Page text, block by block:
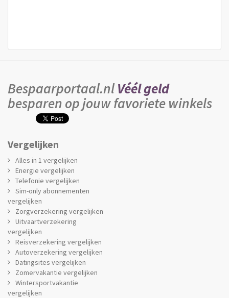
Bespaarportaal.nlVéél geld
besparen op jouw favoriete winkels
Vergelijken
Alles in 1 vergelijken
Energie vergelijken
Telefonie vergelijken
Sim-only abonnementen
vergelijken
Zorgverzekering vergelijken
Uitvaartverzekering
vergelijken
Reisverzekering vergelijken
Autoverzekering vergelijken
Datingsites vergelijken
Zomervakantie vergelijken
Wintersportvakantie
vergelijken